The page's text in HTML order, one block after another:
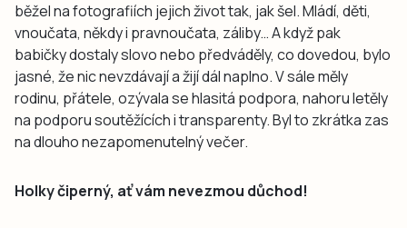
běžel na fotografiích jejich život tak, jak šel. Mládí, děti,
vnoučata, někdy i pravnoučata, záliby… A když pak
babičky dostaly slovo nebo předváděly, co dovedou, bylo
jasné, že nic nevzdávají a žijí dál naplno. V sále měly
rodinu, přátele, ozývala se hlasitá podpora, nahoru letěly
na podporu soutěžících i transparenty. Byl to zkrátka zas
na dlouho nezapomenutelný večer.
Holky čiperný, ať vám nevezmou důchod!